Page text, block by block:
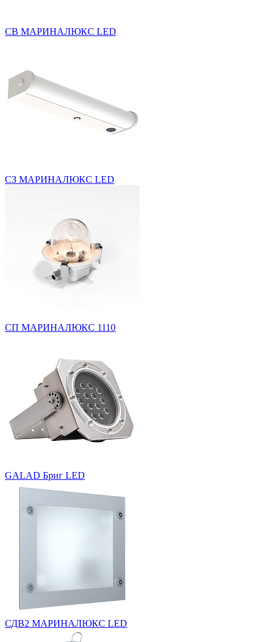
СВ МАРИНАЛЮКС LED
СЗ МАРИНАЛЮКС LED
СП МАРИНАЛЮКС 1110
GALAD Бриг LED
СДВ2 МАРИНАЛЮКС LED